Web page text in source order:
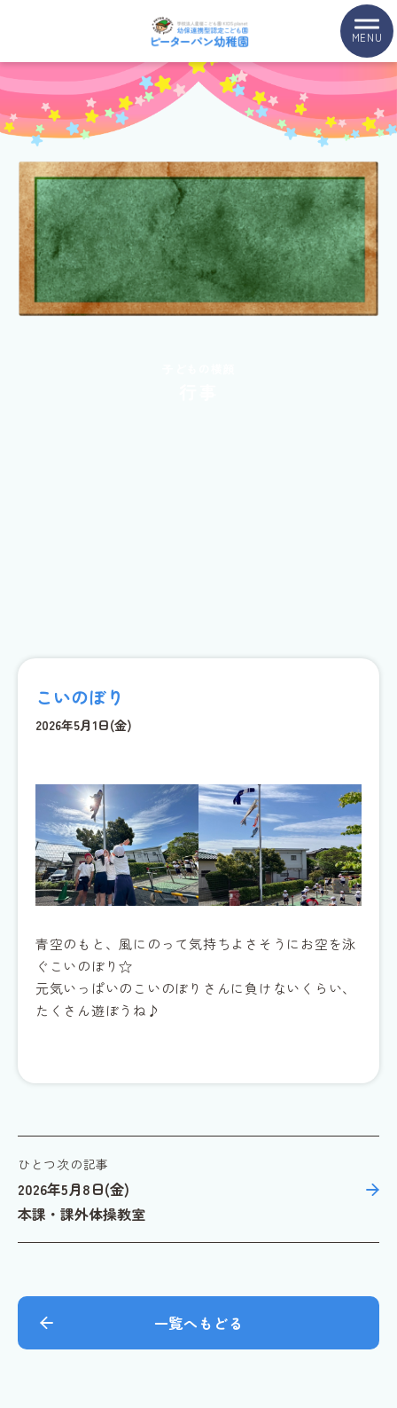
MENU
こいのぼり
2026年5月1日(金)
青空のもと、風にのって気持ちよさそうにお空を泳
ぐこいのぼり☆
元気いっぱいのこいのぼりさんに負けないくらい、
たくさん遊ぼうね♪
ひとつ次の記事
2026年5月8日(金)
本課・課外体操教室
一覧へもどる